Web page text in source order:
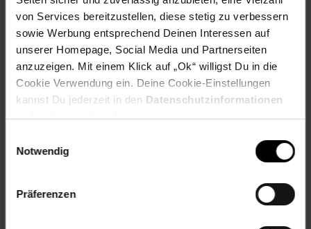
von Services bereitzustellen, diese stetig zu verbessern
sowie Werbung entsprechend Deinen Interessen auf
unserer Homepage, Social Media und Partnerseiten
anzuzeigen. Mit einem Klick auf „Ok“ willigst Du in die
Cookie Verwendung ein. Deine Cookie-Einstellungen
kannst Du jederzeit in den Datenschutzinformationen
ändern bzw. widerrufen.
Notwendig
Präferenzen
Fußzeile
Weitere Online-Angebote
Netto Reisen TV-Shop Weinwelt
Rezeptwelt Karriere